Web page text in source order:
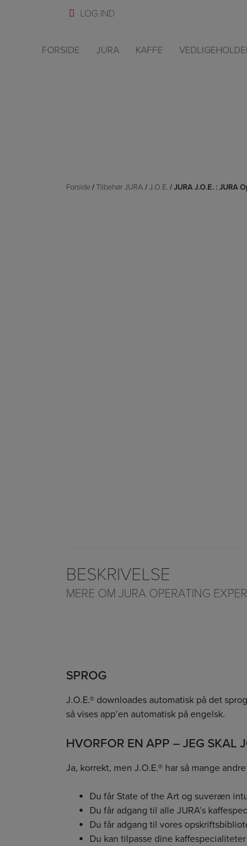
FORSIDE JURA KAFFE
Forside/Tilbehør JURA /J.O.E. / JURA J.O.E. : JURA
BESKRIVELSE
MERE OM JURA OPERATING
SPROG
J.O.E.® downloades automatisk på det
så vises app’en automatisk på engelsk.
HVORFOR EN APP – JEG SKAL
Ja, korrekt, men J.O.E.® har så mange
Du får State of the Art og suveræn
Du får adgang til alle JURA’s
Du får adgang til vores
Du kan tilpasse dine